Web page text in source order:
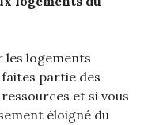
les logements
faites partie des
et si vous
éloigné du